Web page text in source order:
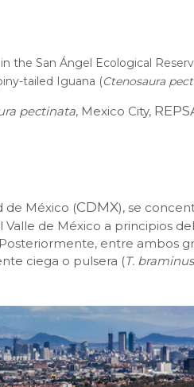
the San Ángel Ecological
tailed Iguana (Ctenosaura
pectinata, Mexico City,
de México (CDMX), se
de México a principios
Posteriormente, entre ambos
ciega o pulsera (T. braminus